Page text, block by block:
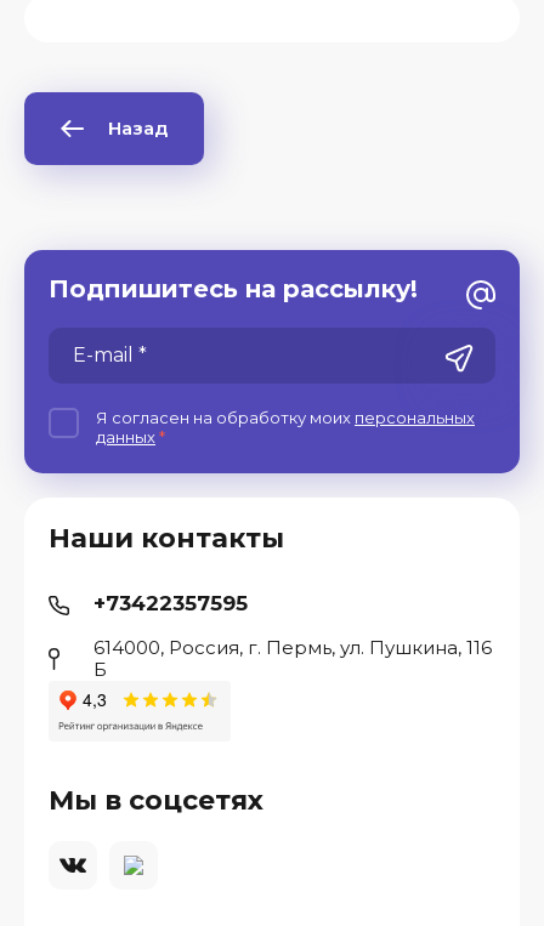
Назад
Наши контакты
+73422357595
614000, Россия, г. Пермь, ул. Пушкина, 116
Б
Мы в соцсетях
Подпишитесь на рассылку!
Я согласен на обработку моих персональных
данных*